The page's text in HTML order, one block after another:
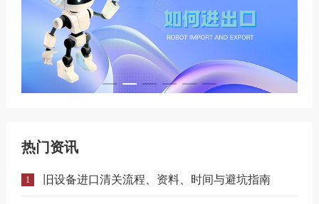
热门资讯
1 旧设备进口清关流程、资料、时间与避坑指南